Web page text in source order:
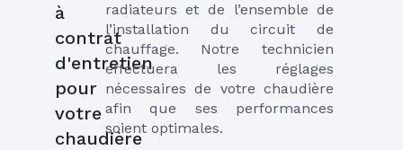
radiateurs et de l’ensemble de
l’installation du circuit de
chauffage. Notre technicien
effectuera les réglages
nécessaires de votre chaudière
afin que ses performances
soient optimales.
à
contrat
d'entretien
pour
votre
chaudière